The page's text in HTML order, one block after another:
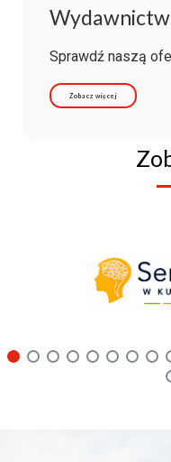
Sprawdź naszą
Zobacz więcej